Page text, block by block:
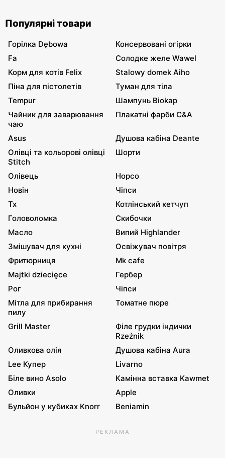
Популярні товари
Горілка Dębowa
Консервовані огірки
Fa
Солодке желе Wawel
Корм для котів Felix
Stalowy domek Aiho
Піна для пістолетів
Туман для тіла
Tempur
Шампунь Biokap
Чайник для заварювання
чаю
Плакатні фарби C&A
Asus
Душова кабіна Deante
Олівці та кольорові олівці
Stitch
Шорти
Олівець
Норсо
Новін
Чіпси
Tx
Котлінський кетчуп
Головоломка
Скибочки
Масло
Випий Highlander
Змішувач для кухні
Освіжувач повітря
Фритюрниця
Mk cafe
Majtki dziecięce
Гербер
Рог
Чіпси
Мітла для прибирання
пилу
Томатне пюре
Grill Master
Філе грудки індички
Rzeźnik
Оливкова олія
Душова кабіна Aura
Lee Купер
Livarno
Біле вино Asolo
Камінна вставка Kawmet
Оливки
Apple
Бульйон у кубиках Knorr
Beniamin
РЕКЛАМА